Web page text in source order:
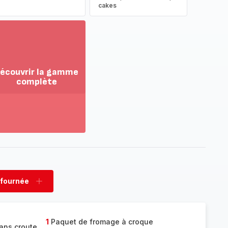
cakes
la gamme
complète
fournée
Ajouter
1 Paquet de fromage à croque